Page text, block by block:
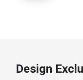
Design